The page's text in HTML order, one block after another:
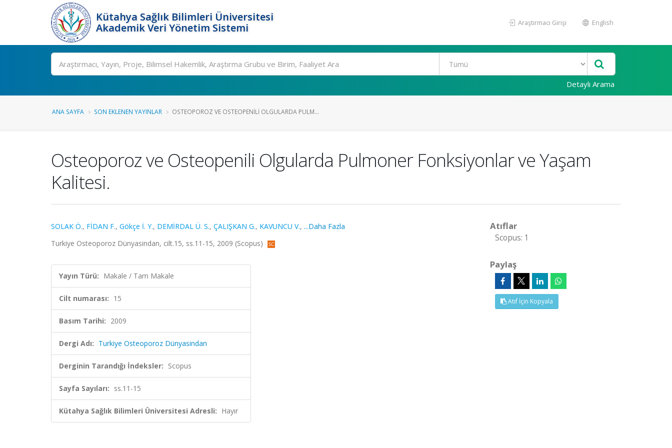
Kütahya Sağlık Bilimleri Üniversitesi
Akademik Veri Yönetim Sistemi
Araştırmacı Girişi English
Ara
Detaylı Arama
ANA SAYFA SON EKLENEN YAYINLAR OSTEOPOROZ VE OSTEOPENILI OLGULARDA PULM...
Osteoporoz ve Osteopenili Olgularda Pulmoner Fonksiyonlar ve Yaşam
Kalitesi.
SOLAK Ö., FİDAN F., Gökçe İ. Y., DEMİRDAL Ü. S., ÇALIŞKAN G., KAVUNCU V., ...Daha Fazla
Turkiye Osteoporoz Dünyasindan, cilt.15, ss.11-15, 2009 (Scopus)
Yayın Türü: Makale / Tam Makale
Cilt numarası: 15
Basım Tarihi: 2009
Dergi Adı: Turkiye Osteoporoz Dünyasindan
Derginin Tarandığı İndeksler: Scopus
Sayfa Sayıları: ss.11-15
Kütahya Sağlık Bilimleri Üniversitesi Adresli: Hayır
Atıflar
Scopus: 1
Paylaş
Atıf İçin Kopyala